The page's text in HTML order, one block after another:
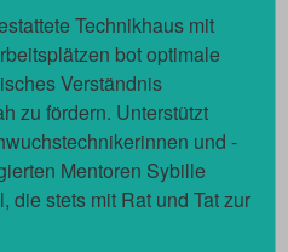
Technikhaus mit
bot optimale
Verständnis
zu fördern. Unterstützt
und -
Mentoren Sybille
die stets mit Rat und Tat zur